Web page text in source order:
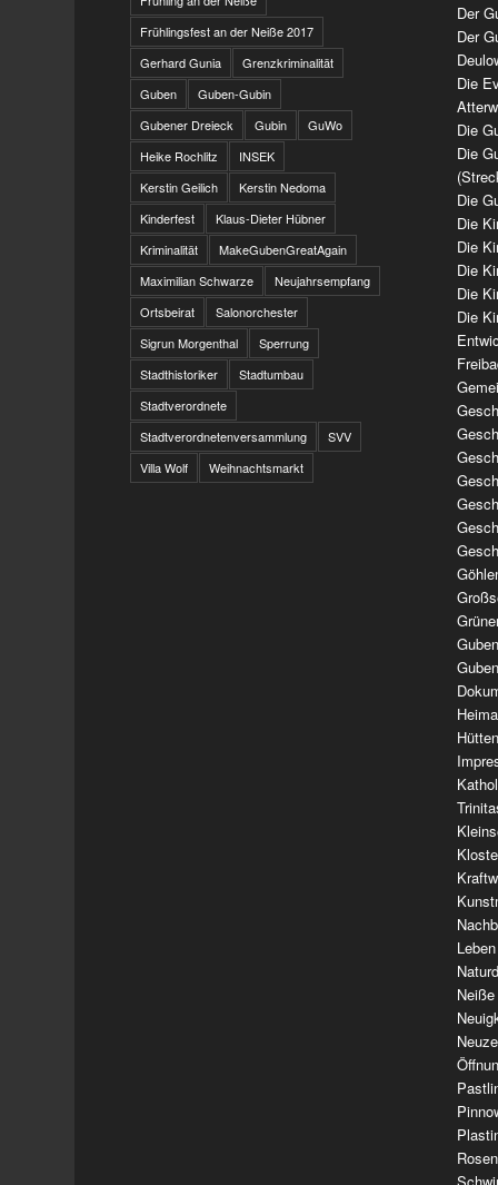
Frühlingsfest an der Neiße 2017
Gerhard Gunia
Grenzkriminalität
Guben
Guben-Gubin
Gubener Dreieck
Gubin
GuWo
Heike Rochlitz
INSEK
Kerstin Geilich
Kerstin Nedoma
Kinderfest
Klaus-Dieter Hübner
Kriminalität
MakeGubenGreatAgain
Maximilian Schwarze
Neujahrsempfang
Ortsbeirat
Salonorchester
Sigrun Morgenthal
Sperrung
Stadthistoriker
Stadtumbau
Stadtverordnete
Stadtverordnetenversammlung
SVV
Villa Wolf
Weihnachtsmarkt
Der
Der
Die
Die
Die
Die
Die
Die
Die
Die
Die
Neiße